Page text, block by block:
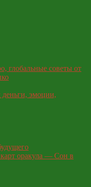
глобальные советы от
эмоции,
карт оракула — Сон в